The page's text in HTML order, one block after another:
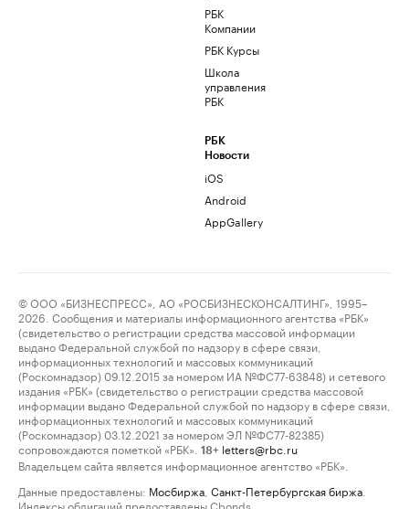
РБК
Компании
РБК Курсы
Школа
управления
РБК
РБК
Новости
iOS
Android
AppGallery
© ООО «БИЗНЕСПРЕСС», АО «РОСБИЗНЕСКОНСАЛТИНГ», 1995–
2026. Сообщения и материалы информационного агентства «РБК»
(свидетельство о регистрации средства массовой информации
выдано Федеральной службой по надзору в сфере связи,
информационных технологий и массовых коммуникаций
(Роскомнадзор) 09.12.2015 за номером ИА №ФС77-63848) и сетевого
издания «РБК» (свидетельство о регистрации средства массовой
информации выдано Федеральной службой по надзору в сфере связи,
информационных технологий и массовых коммуникаций
(Роскомнадзор) 03.12.2021 за номером ЭЛ №ФС77-82385)
сопровождаются пометкой «РБК».
18+ letters@rbc.ru
Владельцем сайта является информационное агентство «РБК».
Данные предоставлены: Мосбиржа Санкт-Петербургская биржа
Индексы облигаций предоставлены Cbonds.